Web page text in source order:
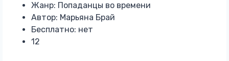
Жанр: Попаданцы во времени
Автор: Марьяна Брай
Бесплатно: нет
12